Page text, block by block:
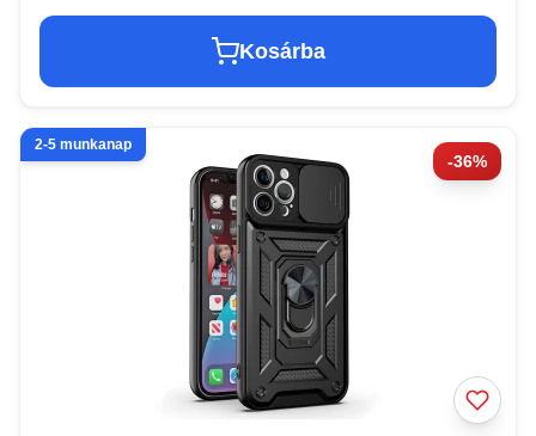
Kosárba
-36%
2-5 munkanap